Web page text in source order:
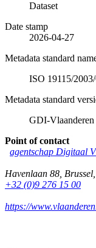
Dataset
Date stamp
2026-04-27
Metadata standard
ISO 19115/
Metadata standard
GDI-Vlaanderen
Point of contact
agentschap Digitaal
Havenlaan 88 Brussel
+32 (0)9 276 15 00
https://